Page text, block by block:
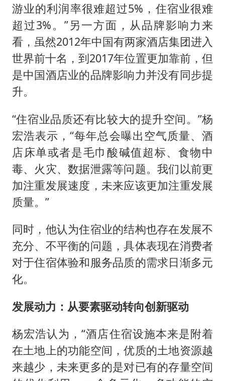
游业的利润率很难超过5%，住宿业很难
超过3%。”另一方面，从品牌影响力来
看，虽然2012年中国有两家酒店集团进入
世界前十名，到2017年位置更加靠前，但
是中国酒店业的品牌影响力并没有同步提
升。
“住宿业品质还有比较大的提升空间。”杨
宏浩表示，“每年总会曝出空气质量、酒
店床单或者是毛巾酸碱值超标、食物中
毒、火灾、数据泄露等问题。我们以前更
加注重发展速度，未来应该更加注重发展
质量。”
同时，他认为住宿业的结构也存在发展不
充分、不平衡的问题，具体表现在消费者
对于住宿体验和服务品质的需求日渐多元
化。
发展动力：从要素驱动转向创新驱动
杨宏浩认为，“酒店住宿设施本来是附着
在土地上的功能空间，优质的土地资源越
来越少，未来更多的是对已有的存量空间